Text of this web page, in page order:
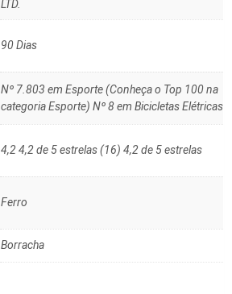
LTD.
90 Dias
Nº 7.803 em Esporte (Conheça o Top 100 na
categoria Esporte) Nº 8 em Bicicletas Elétricas
4,2 4,2 de 5 estrelas (16) 4,2 de 5 estrelas
Ferro
Borracha